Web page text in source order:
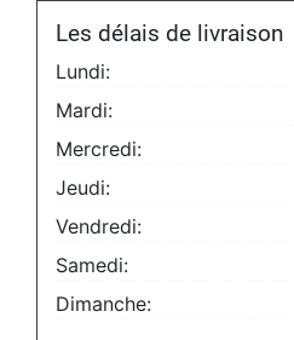
Les délais de livraison
Lundi:
Mardi:
Mercredi:
Jeudi:
Vendredi:
Samedi:
Dimanche: